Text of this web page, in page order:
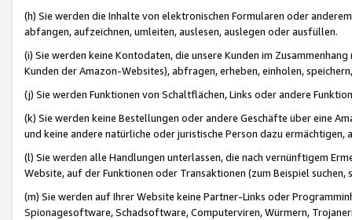
(h) Sie werden die Inhalte von elektronischen Formularen oder
abfangen, aufzeichnen, umleiten, auslesen, auslegen oder ausfüllen.
(i) Sie werden keine Kontodaten, die unsere Kunden im
Kunden der Amazon-Websites), abfragen, erheben, einholen,
(j) Sie werden Funktionen von Schaltflächen, Links oder andere
(k) Sie werden keine Bestellungen oder andere Geschäfte über eine
und keine andere natürliche oder juristische Person dazu
(l) Sie werden alle Handlungen unterlassen, die nach vernünftigem
Website, auf der Funktionen oder Transaktionen (zum Beispiel
(m) Sie werden auf Ihrer Website keine Partner-Links oder
Spionagesoftware, Schadsoftware, Computerviren, Würmern,